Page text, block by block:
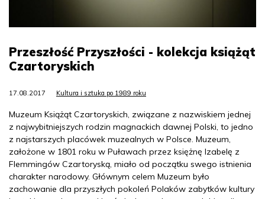
Przeszłość Przyszłości - kolekcja książąt
Czartoryskich
17.08.2017 Kultura i sztuka po 1989 roku
Muzeum Książąt Czartoryskich, związane z nazwiskiem jednej
z najwybitniejszych rodzin magnackich dawnej Polski, to jedno
z najstarszych placówek muzealnych w Polsce. Muzeum,
założone w 1801 roku w Puławach przez księżnę Izabelę z
Flemmingów Czartoryską, miało od początku swego istnienia
charakter narodowy. Głównym celem Muzeum było
zachowanie dla przyszłych pokoleń Polaków zabytków kultury